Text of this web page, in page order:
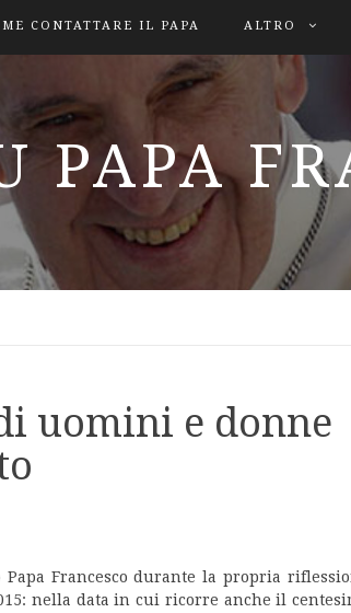
CONTATTARE IL PAPA ALTRO
PAPA
uomini e donne
Papa Francesco durante la propria
nella data in cui ricorre anche il